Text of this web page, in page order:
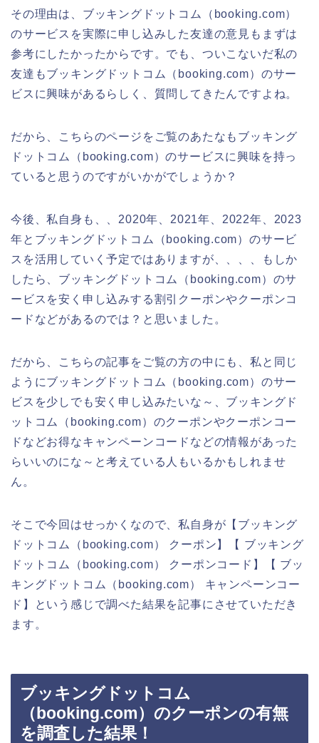
その理由は、ブッキングドットコム（booking.com）
のサービスを実際に申し込みした友達の意見もまずは
参考にしたかったからです。でも、ついこないだ私の
友達もブッキングドットコム（booking.com）のサー
ビスに興味があるらしく、質問してきたんですよね。
だから、こちらのページをご覧のあたなもブッキング
ドットコム（booking.com）のサービスに興味を持っ
ていると思うのですがいかがでしょうか？
今後、私自身も、、2020年、2021年、2022年、2023
年とブッキングドットコム（booking.com）のサービ
スを活用していく予定ではありますが、、、、もしか
したら、ブッキングドットコム（booking.com）のサ
ービスを安く申し込みする割引クーポンやクーポンコ
ードなどがあるのでは？と思いました。
だから、こちらの記事をご覧の方の中にも、私と同じ
ようにブッキングドットコム（booking.com）のサー
ビスを少しでも安く申し込みたいな～、ブッキングド
ットコム（booking.com）のクーポンやクーポンコー
ドなどお得なキャンペーンコードなどの情報があった
らいいのにな～と考えている人もいるかもしれませ
ん。
そこで今回はせっかくなので、私自身が【ブッキング
ドットコム（booking.com） クーポン】【 ブッキング
ドットコム（booking.com） クーポンコード】【 ブッ
キングドットコム（booking.com） キャンペーンコー
ド】という感じで調べた結果を記事にさせていただき
ます。
ブッキングドットコム
（booking.com）のクーポンの有無
を調査した結果！